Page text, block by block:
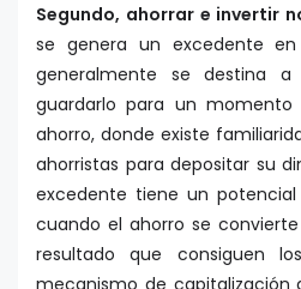
Segundo, ahorrar e invertir
se genera un excedente
generalmente se destina
guardarlo para un momento
ahorro, donde existe
ahorristas para depositar su
excedente tiene un
cuando el ahorro se
resultado que consiguen
mecanismo de capitalización